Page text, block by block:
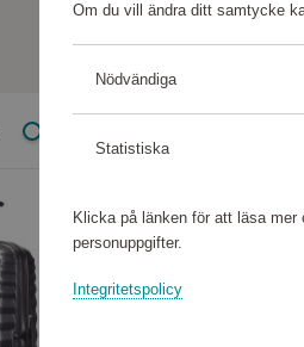
Om du vill ändra ditt samtycke
Nödvändiga
Statistiska
Klicka på länken för att läsa mer
personuppgifter.
Integritetspolicy